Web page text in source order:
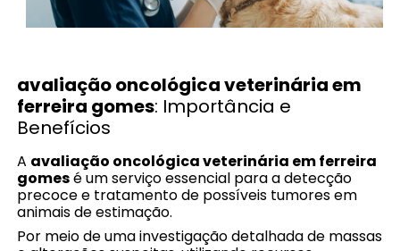
avaliação oncológica veterinária em
ferreira gomes: Importância e
Benefícios
A avaliação oncológica veterinária em ferreira
gomesé um serviço essencial para a detecção
precoce e tratamento de possíveis tumores em
animais de estimação.
Por meio de uma investigação detalhada de massas